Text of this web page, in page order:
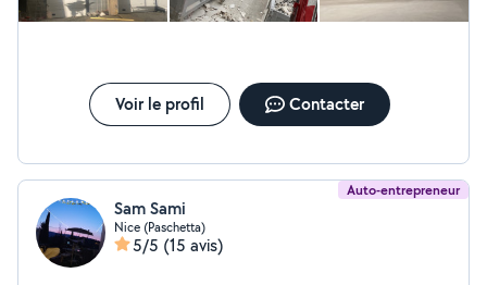
Voir le profil Contacter
Auto-entrepreneur
Sam Sami
Nice (Paschetta)
5/5 (15 avis)